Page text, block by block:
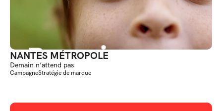
NANTES MÉTROPOLE
Demain n’attend pas
CampagneStratégie de marque